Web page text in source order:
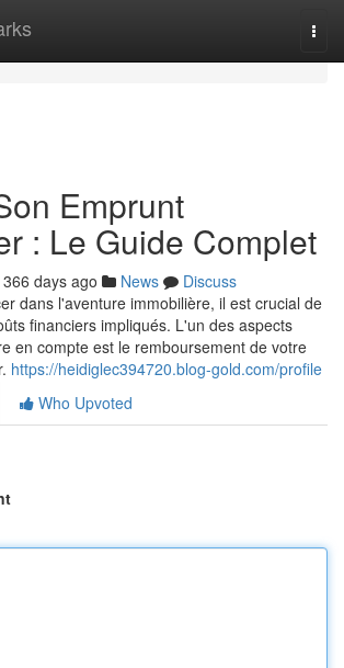
Emprunt
: Le Guide Complet
366 days ago News
Discuss
dans l'aventure immobilière, il est crucial de
financiers impliqués. L'un des aspects
en compte est le remboursement de votre
https://heidiglec394720.blog-gold.com/profile
Who Upvoted